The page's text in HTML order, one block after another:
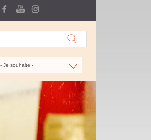
FACEBOOK
YOUTUBEINSTAGRAM
- Je souhaite -